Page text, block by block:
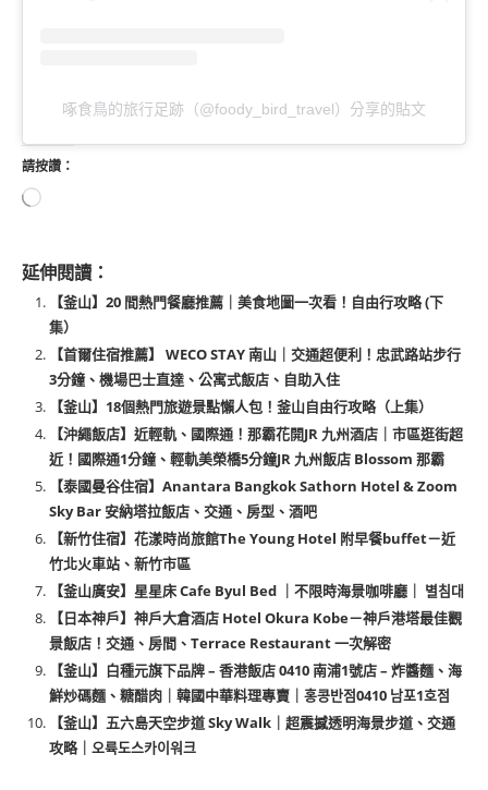
啄食鳥的旅行足跡（@foody_bird_travel）分享的貼文
請按讚：
延伸閱讀：
【釜山】20 間熱門餐廳推薦｜美食地圖一次看！自由行攻略 (下
集）
【首爾住宿推薦】 WECO STAY 南山｜交通超便利！忠武路站步行
3分鐘、機場巴士直達、公寓式飯店、自助入住
【釜山】18個熱門旅遊景點懶人包！釜山自由行攻略（上集）
【沖繩飯店】近輕軌、國際通！那霸花開JR 九州酒店｜市區逛街超
近！國際通1分鐘、輕軌美榮橋5分鐘JR 九州飯店 Blossom 那霸
【泰國曼谷住宿】Anantara Bangkok Sathorn Hotel & Zoom
Sky Bar 安納塔拉飯店、交通、房型、酒吧
【新竹住宿】花漾時尚旅館The Young Hotel 附早餐buffet－近
竹北火車站、新竹市區
【釜山廣安】星星床 Cafe Byul Bed ｜不限時海景咖啡廳｜ 별침대
【日本神戶】神戶大倉酒店 Hotel Okura Kobe－神戶港塔最佳觀
景飯店！交通、房間、Terrace Restaurant 一次解密
【釜山】白種元旗下品牌 – 香港飯店 0410 南浦1號店 – 炸醬麵、海
鮮炒碼麵、糖醋肉｜韓國中華料理專賣｜홍콩반점0410 남포1호점
【釜山】五六島天空步道 Sky Walk｜超震撼透明海景步道、交通
攻略｜오륙도스카이워크